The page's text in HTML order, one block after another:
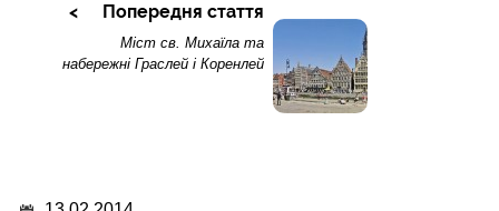
Попередня стаття
Міст св. Михаїла та
набережні Граслей і Коренлей